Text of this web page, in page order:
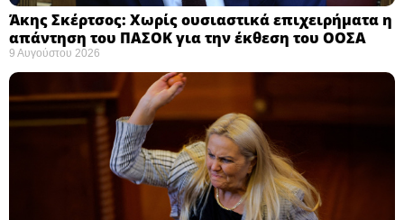
Άκης Σκέρτσος: Χωρίς ουσιαστικά επιχειρήματα η
απάντηση του ΠΑΣΟΚ για την έκθεση του ΟΟΣΑ ​
9 Αυγούστου 2026